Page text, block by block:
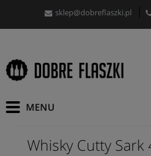
sklep@dobreflaszki.pl
Whisky Cutty Sark